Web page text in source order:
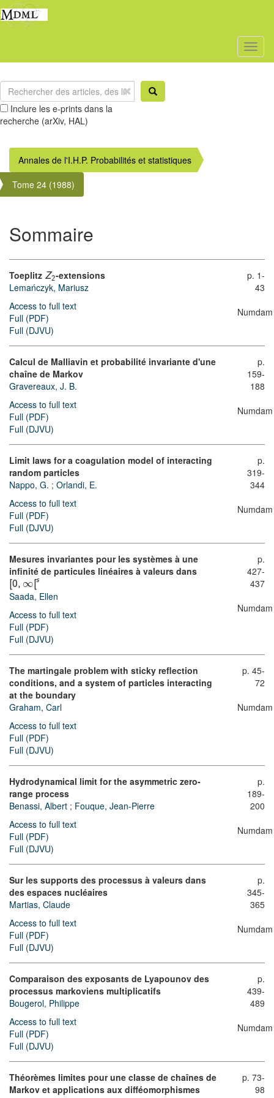
Inclure les e-prints dans la
recherche (arXiv, HAL)
Annales de l'I.H.P. Probabilités et statistiques
Tome 24 (1988)
Sommaire
Toeplitz Z2-extensions
Lemańczyk, Mariusz
Access to full text
Full (PDF)
Full (DJVU)
p. 1-
43
Numdam
Calcul de Malliavin et probabilité invariante d'une
chaîne de Markov
Gravereaux, J. B.
Access to full text
Full (PDF)
Full (DJVU)
p.
159-
188
Numdam
Limit laws for a coagulation model of interacting
random particles
Nappo, G. ; Orlandi, E.
Access to full text
Full (PDF)
Full (DJVU)
p.
319-
344
Numdam
Mesures invariantes pour les systèmes à une
infinité de particules linéaires à valeurs dans
0, ∞ [s
Saada, Ellen
Access to full text
Full (PDF)
Full (DJVU)
p.
427-
437
Numdam
The martingale problem with sticky reflection
conditions, and a system of particles interacting
at the boundary
Graham, Carl
Access to full text
Full (PDF)
Full (DJVU)
p. 45-
72
Numdam
Hydrodynamical limit for the asymmetric zero-
range process
Benassi, Albert ; Fouque, Jean-Pierre
Access to full text
Full (PDF)
Full (DJVU)
p.
189-
200
Numdam
Sur les supports des processus à valeurs dans
des espaces nucléaires
Martias, Claude
Access to full text
Full (PDF)
Full (DJVU)
p.
345-
365
Numdam
Comparaison des exposants de Lyapounov des
processus markoviens multiplicatifs
Bougerol, Philippe
Access to full text
Full (PDF)
Full (DJVU)
p.
439-
489
Numdam
Théorèmes limites pour une classe de chaînes de
Markov et applications aux difféomorphismes
p. 73-
98